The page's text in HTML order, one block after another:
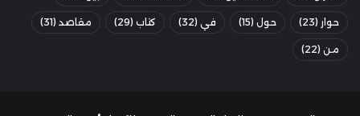
حوار (23) حول (15) في (32) كتاب (29) مقاصد (31)
من (22)